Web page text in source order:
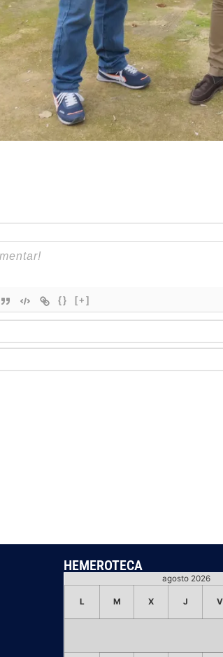
{} [+]
HEMEROTECA
agosto 2026
L M X J V